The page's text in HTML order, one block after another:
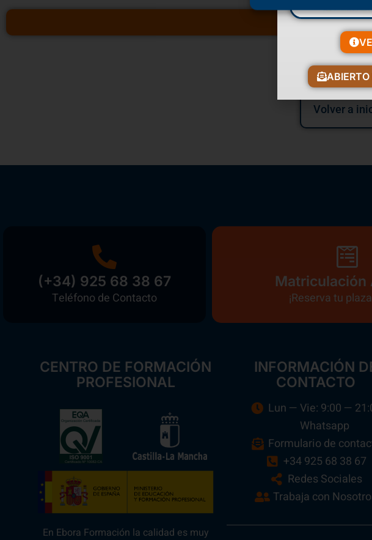
CARGAR
Volver a
(+34) 925 68 38 67
Teléfono de Contacto
Matriculación
¡Reserva tu
CENTRO DE FORMACIÓN
PROFESIONAL
En Ebora Formación la calidad es muy
INFORMACIÓN
CONTACTO
Lun — Vie: 9:00 —
Whatsapp
Formulario de
+34 925 68 38 67
Redes Sociales
Trabaja con